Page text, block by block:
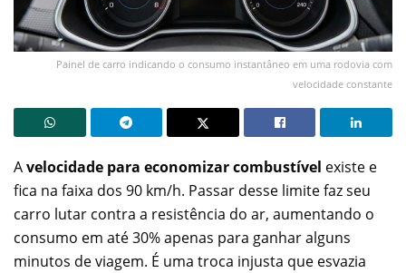
Painel de carro indicando o consumo instantâneo em uma rodovia com
velocidade constante
Avelocidade para economizar combustível existe e
fica na faixa dos 90 km/h. Passar desse limite faz seu
carro lutar contra a resistência do ar, aumentando o
consumo em até 30% apenas para ganhar alguns
minutos de viagem. É uma troca injusta que esvazia